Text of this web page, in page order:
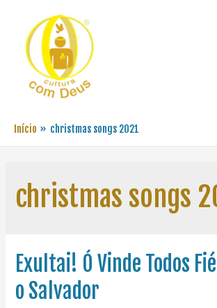
Início christmas songs 2021
christmas songs
Exultai! Ó Vinde Todos
o Salvador